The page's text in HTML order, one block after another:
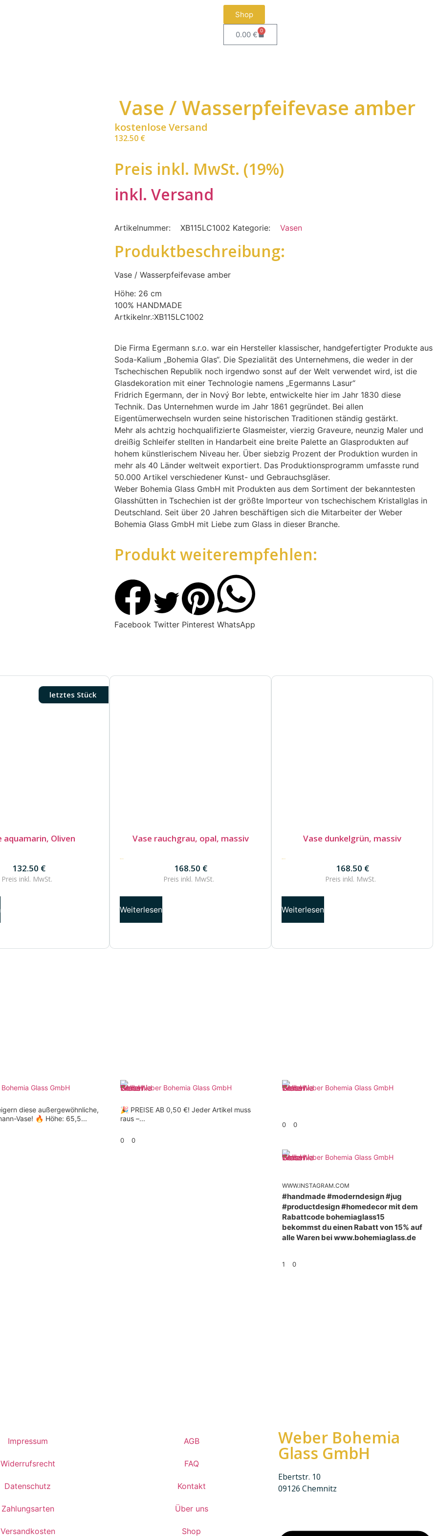
Shop
0.00€ 0
Vase / Wasserpfeifevase amber
kostenlose Versand
132.50 €
Preis inkl. MwSt. (19%)
inkl. Versand
Artikelnummer: XB115LC1002 Kategorie: Vasen
Produktbeschreibung:
Vase / Wasserpfeifevase amber
Höhe: 26 cm
100% HANDMADE
Artkikelnr.:XB115LC1002
Die Firma Egermann s.r.o. war ein Hersteller klassischer, handgefertigter Produkte aus
Soda-Kalium „Bohemia Glas“. Die Spezialität des Unternehmens, die weder in der
Tschechischen Republik noch irgendwo sonst auf der Welt verwendet wird, ist die
Glasdekoration mit einer Technologie namens „Egermanns Lasur“
Fridrich Egermann, der in Nový Bor lebte, entwickelte hier im Jahr 1830 diese
Technik. Das Unternehmen wurde im Jahr 1861 gegründet. Bei allen
Eigentümerwechseln wurden seine historischen Traditionen ständig gestärkt.
Mehr als achtzig hochqualifizierte Glasmeister, vierzig Graveure, neunzig Maler und
dreißig Schleifer stellten in Handarbeit eine breite Palette an Glasprodukten auf
hohem künstlerischem Niveau her. Über siebzig Prozent der Produktion wurden in
mehr als 40 Länder weltweit exportiert. Das Produktionsprogramm umfasste rund
50.000 Artikel verschiedener Kunst- und Gebrauchsgläser.
Weber Bohemia Glass GmbH mit Produkten aus dem Sortiment der bekanntesten
Glasshütten in Tschechien ist der größte Importeur von tschechischem Kristallglas in
Deutschland. Seit über 20 Jahren beschäftigen sich die Mitarbeiter der Weber
Bohemia Glass GmbH mit Liebe zum Glass in dieser Branche.
Produkt weiterempfehlen:
Facebook Twitter Pinterest WhatsApp
letztes Stück
aquamarin, Oliven
132.50 €
Preis inkl. MwSt.
Vase rauchgrau, opal, massiv
168.50 €
168.50 €
Preis inkl. MwSt.
Weiterlesen
Vase dunkelgrün, massiv
168.50 €
168.50 €
Preis inkl. MwSt.
Weiterlesen
Glass GmbH
diese außergewöhnliche,
Vase! 🔥 Höhe: 65,5...
Weber Bohemia Glass GmbH
🎉 PREISE AB 0,50 €! Jeder Artikel muss
raus –...
0 0
Weber Bohemia Glass GmbH
0 0
Weber Bohemia Glass GmbH
WWW.INSTAGRAM.COM
#handmade #moderndesign #jug
#productdesign #homedecor mit dem
Rabattcode bohemiaglass15
bekommst du einen Rabatt von 15% auf
alle Waren bei www.bohemiaglass.de
1 0
Impressum
Widerrufsrecht
Datenschutz
Zahlungsarten
Versandkosten
AGB
FAQ
Kontakt
Über uns
Shop
Weber Bohemia
Glass GmbH
Ebertstr. 10
09126 Chemnitz